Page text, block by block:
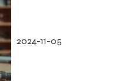
2024-11-05